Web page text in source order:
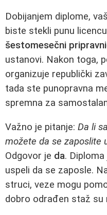
Dobijanjem diplome,
biste stekli punu
šestomesečni
ustanovi. Nakon toga,
organizuje republički
tada ste punopravna
spremna za
Važno je pitanje: Da li
možete da se zaposlite
Odgovor je da.
uspeli da se zaposle.
struci, veze mogu
dobro odrađen staž su